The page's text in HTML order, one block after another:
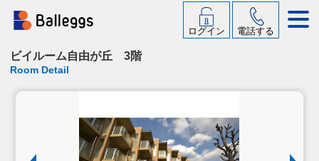
ログイン 電話する
ビイルーム自由が丘 3階
Room Detail